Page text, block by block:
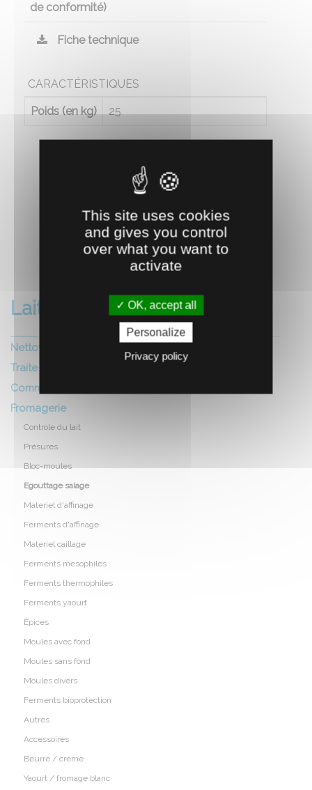
de conformité)
Fiche technique
CARACTÉRISTIQUES
Poids (en kg) 25
RECOMMANDEZ CE PRODUIT À UN AMI
Laiterie fromagerie
Nettoyage et hygiene local
Traite
Commercialisation
Fromagerie
Controle du lait
Présures
Bloc-moules
Egouttage salage
Materiel d'affinage
Ferments d'affinage
Materiel caillage
Ferments mesophiles
Ferments thermophiles
Ferments yaourt
Épices
Moules avec fond
Moules sans fond
Moules divers
Ferments bioprotection
Autres
Accessoires
Beurre / creme
Yaourt / fromage blanc
This site uses cookies
and gives you control
over what you want to
activate
OK, accept all
Personalize
Privacy policy